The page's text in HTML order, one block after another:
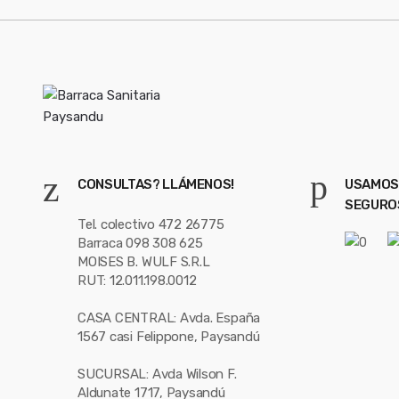
CONSULTAS? LLÁMENOS!
Tel. colectivo 472 26775
Barraca 098 308 625
MOISES B. WULF S.R.L
RUT: 12.011.198.0012
CASA CENTRAL: Avda. España
1567 casi Felippone, Paysandú
SUCURSAL: Avda Wilson F.
Aldunate 1717, Paysandú